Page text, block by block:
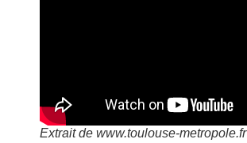
Extrait de www.toulouse-metropole.fr